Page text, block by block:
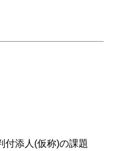
付添人(仮称)の課題